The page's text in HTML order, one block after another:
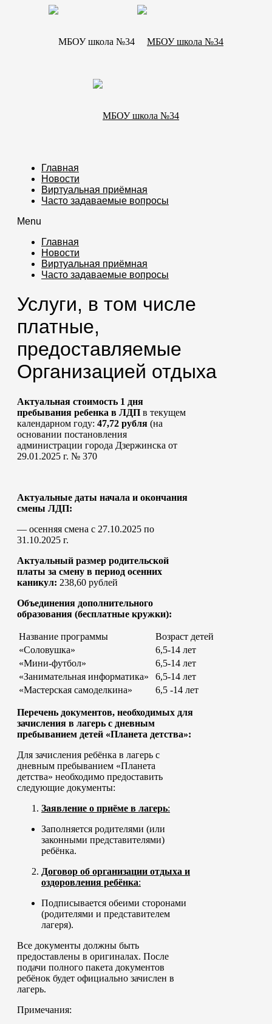
Главная
Новости
Виртуальная приёмная
Часто задаваемые вопросы
Menu
Главная
Новости
Виртуальная приёмная
Часто задаваемые вопросы
Услуги, в том числе
платные,
предоставляемые
Организацией отдыха
Актуальная стоимость 1 дня
пребывания ребенка в ЛДП в текущем
календарном году: 47,72 рубля (на
основании постановления
администрации города Дзержинска от
29.01.2025 г. № 370
Актуальные даты начала и окончания
смены ЛДП:
— осенняя смена с 27.10.2025 по
31.10.2025 г.
Актуальный размер родительской
платы за смену в период осенних
каникул: 238,60 рублей
Объединения дополнительного
образования (бесплатные кружки):
Название программы
Возраст детей
«Соловушка»
6,5-14 лет
«Мини-футбол»
6,5-14 лет
«Занимательная информатика»
6,5-14 лет
«Мастерская самоделкина»
6,5 -14 лет
Перечень документов, необходимых для
зачисления в лагерь с дневным
пребыванием детей «Планета детства»:
Для зачисления ребёнка в лагерь с
дневным пребыванием «Планета
детства» необходимо предоставить
следующие документы:
Заявление о приёме в лагерь:
Заполняется родителями (или
законными представителями)
ребёнка.
Договор об организации отдыха и
оздоровления ребёнка:
Подписывается обеими сторонами
(родителями и представителем
лагеря).
Все документы должны быть
предоставлены в оригиналах. После
подачи полного пакета документов
ребёнок будет официально зачислен в
лагерь.
Примечания: